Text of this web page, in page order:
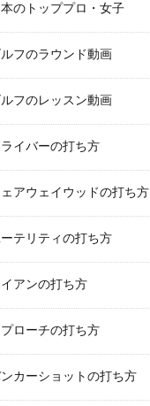
本のトッププロ・女子
フのラウンド動画
フのレッスン動画
ライバーの打ち方
アウェイウッドの打ち方
テリティの打ち方
アンの打ち方
ローチの打ち方
カーショットの打ち方